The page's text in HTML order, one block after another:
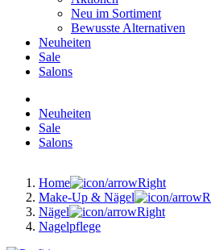
Neu im Sortiment
Bewusste Alternativen
Neuheiten
Sale
Salons
Neuheiten
Sale
Salons
Home
Make-Up & Nägel
Nägel
Nagelpflege